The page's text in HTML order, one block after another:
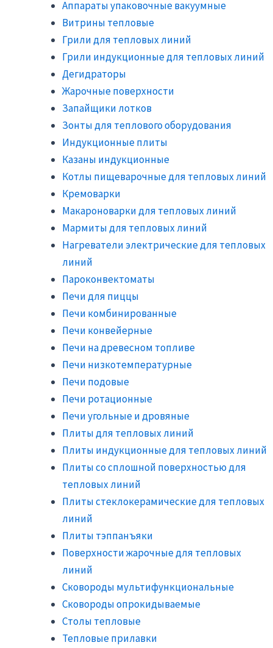
Аппараты упаковочные вакуумные
Витрины тепловые
Грили для тепловых линий
Грили индукционные для тепловых линий
Дегидраторы
Жарочные поверхности
Запайщики лотков
Зонты для теплового оборудования
Индукционные плиты
Казаны индукционные
Котлы пищеварочные для тепловых линий
Кремоварки
Макароноварки для тепловых линий
Мармиты для тепловых линий
Нагреватели электрические для тепловых
линий
Пароконвектоматы
Печи для пиццы
Печи комбинированные
Печи конвейерные
Печи на древесном топливе
Печи низкотемпературные
Печи подовые
Печи ротационные
Печи угольные и дровяные
Плиты для тепловых линий
Плиты индукционные для тепловых линий
Плиты со сплошной поверхностью для
тепловых линий
Плиты стеклокерамические для тепловых
линий
Плиты тэппанъяки
Поверхности жарочные для тепловых
линий
Сковороды мультифункциональные
Сковороды опрокидываемые
Столы тепловые
Тепловые прилавки